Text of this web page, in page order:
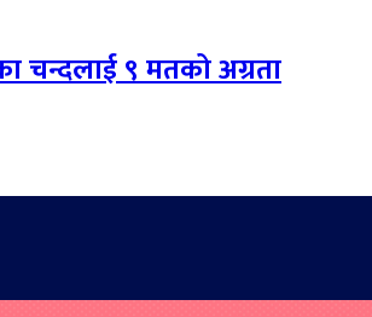
चन्दलाई ९ मतको अग्रता